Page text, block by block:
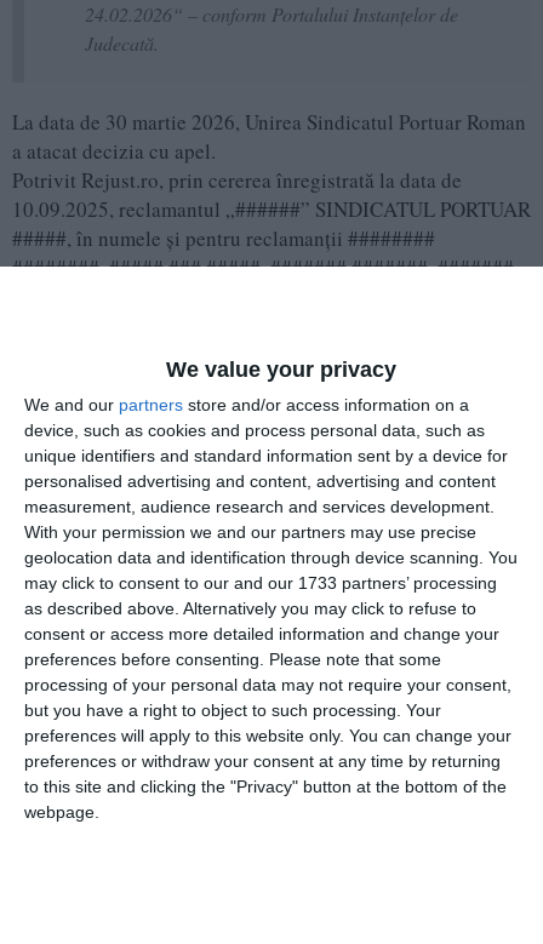
We value your privacy
We and our partners store and/or access information on a
device, such as cookies and process personal data, such as
unique identifiers and standard information sent by a device for
personalised advertising and content, advertising and content
measurement, audience research and services development.
With your permission we and our partners may use precise
geolocation data and identification through device scanning. You
may click to consent to our and our 1733 partners’ processing
as described above. Alternatively you may click to refuse to
consent or access more detailed information and change your
preferences before consenting.
Please note that some
processing of your personal data may not require your consent,
but you have a right to object to such processing. Your
preferences will apply to this website only. You can change your
preferences or withdraw your consent at any time by returning
to this site and clicking the "Privacy" button at the bottom of the
webpage.
24.02.2026“ – conform Portalului Instanțelor de
Judecată.
La data de 30 martie 2026, Unirea Sindicatul Portuar Roman
a atacat decizia cu apel.
Potrivit Rejust.ro, prin cererea înregistrată la data de
10.09.2025, reclamantul „######” SINDICATUL PORTUAR
#####, în numele şi pentru reclamanţii ########
########, ##### ### #####, ####### #######, #######
pentru Combaterea Discriminării, a solicitat obligarea
pârâtei la plata de despăgubiri pentru fiecare reclamant
constând în contravaloarea alocaţiei de hrană cuvenită până
la suma de 200 lei/zi, începând cu data de 01.04.2024 şi, în
continuare, actualizate cu indicele de inflaţie şi dobânda
legală penalizatoare la data plăţii efective, cu cheltuieli de
judecată.
„În motivarea cererii, s-a arătat că reclamanţii au
calitate de personal navigant şi îşi desfăşoară
activitatea pe macarale plutitoare, ca şefi mecanici,
având în subordine tot personalul de la bordul
macaralei (docheri, marinari, mecanici, macaragii,
electricieni si conducător autoîncărcător), practic
echivalând cu funcţia de comandant al navelor de
transport fluvial. Potrivit carnetelor de îmbarcare,
reclamanţii au fost îmbarcaţi pe perioade de 16 sau 31